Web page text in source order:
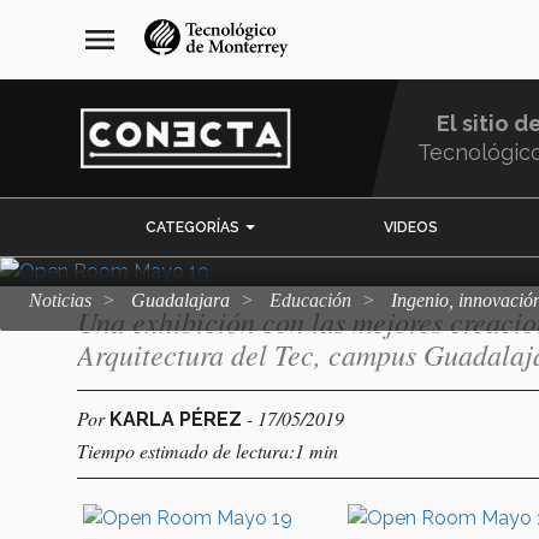
navegación
principal
menu
El sitio
CATEGORÍAS VIDEOS
Noticias Guadalajara Educación Ingenio,
Ingenio,
Room"
Una exhibición con las mejores
Arquitectura del Tec, campus
Por KARLA PÉREZ - 17/05/2019
Tiempo estimado de lectura:1 min